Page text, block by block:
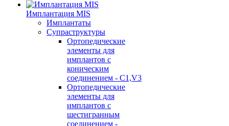
Имплантация MIS
Имплантаты
Супраструктуры
Ортопедические
элементы для
имплантов с
коническим
соединением - C1,V3
Ортопедические
элементы для
имплантов с
шестигранным
соединением -